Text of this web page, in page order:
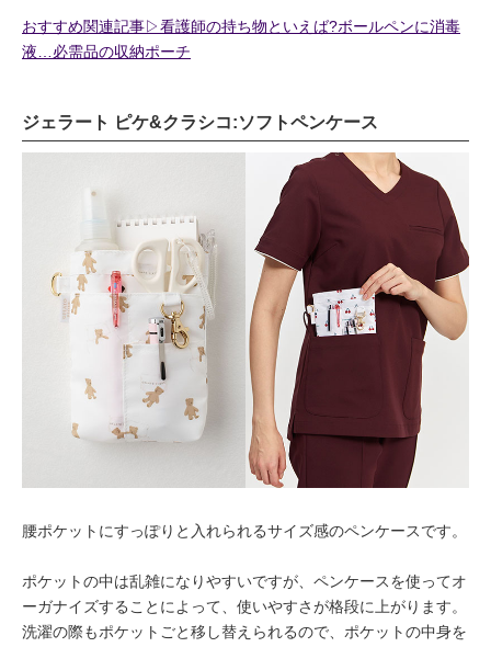
おすすめ関連記事▷看護師の持ち物といえば?ボールペンに消毒
液…必需品の収納ポーチ
ジェラート ピケ&クラシコ:ソフトペンケース
腰ポケットにすっぽりと入れられるサイズ感のペンケースです。
ポケットの中は乱雑になりやすいですが、ペンケースを使ってオ
ーガナイズすることによって、使いやすさが格段に上がります。
洗濯の際もポケットごと移し替えられるので、ポケットの中身を